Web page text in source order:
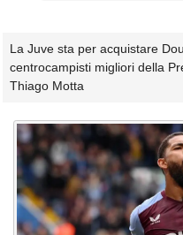
La Juve sta per acquistare
centrocampisti migliori della
Thiago Motta